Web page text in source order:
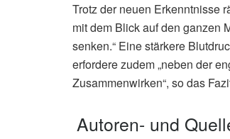
Trotz der neuen Erkenntnisse
mit dem Blick auf den ganzen
senken.“ Eine stärkere
erfordere zudem „neben der
Zusammenwirken“, so das
Autoren- und